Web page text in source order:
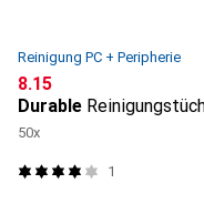
Reinigung PC + Peripherie
CHF
8.15
Durable
50x
1